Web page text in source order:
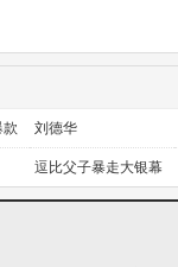
款 刘德华
逗比父子暴走大银幕